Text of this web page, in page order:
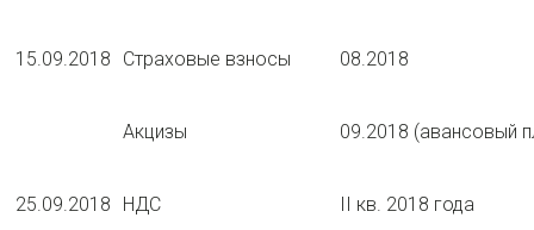
15.09.2018 Страховые взносы 08.2018
Акцизы 09.2018 (авансовый
25.09.2018 НДС II кв. 2018 года